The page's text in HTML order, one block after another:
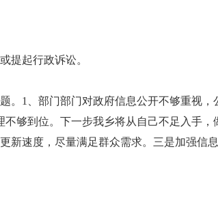
起行政诉讼。
1、部门部门对政府信息公开不够重视，
够到位。下一步我乡将从自己不足入手
新速度，尽量满足群众需求。三是加强信